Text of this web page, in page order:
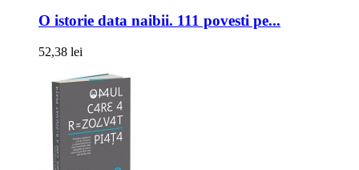
O istorie data naibii. 111 povesti pe...
52,38 lei